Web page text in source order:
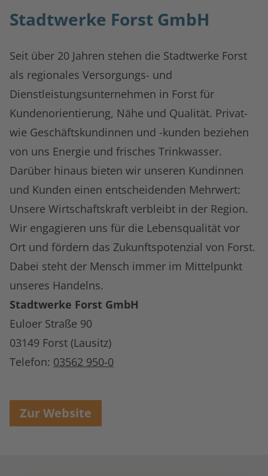
Stadtwerke Forst GmbH
Seit über 20 Jahren stehen die Stadtwerke Forst
als regionales Versorgungs- und
Dienstleistungsunternehmen in Forst für
Kundenorientierung, Nähe und Qualität. Privat-
wie Geschäftskundinnen und -kunden beziehen
von uns Energie und frisches Trinkwasser.
Darüber hinaus bieten wir unseren Kundinnen
und Kunden einen entscheidenden Mehrwert:
Unsere Wirtschaftskraft verbleibt in der Region.
Wir engagieren uns für die Lebensqualität vor
Ort und fördern das Zukunftspotenzial von Forst.
Dabei steht der Mensch immer im Mittelpunkt
unseres Handelns.
Stadtwerke Forst GmbH
Euloer Straße 90
03149 Forst (Lausitz)
Telefon: 03562 950-0
Zur Website